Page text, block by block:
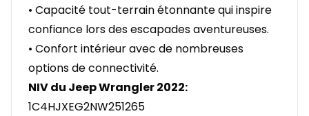
• Capacité tout-terrain étonnante qui inspire
confiance lors des escapades aventureuses.
• Confort intérieur avec de nombreuses
options de connectivité.
NIV du Jeep Wrangler 2022:
1C4HJXEG2NW251265